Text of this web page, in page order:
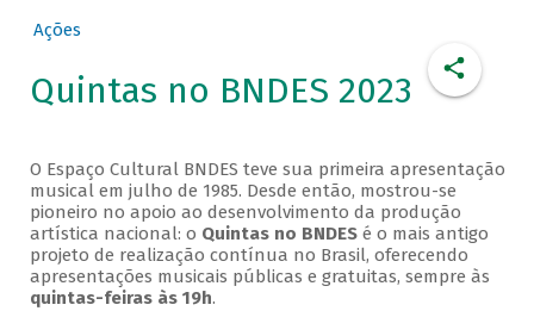
Ações
Quintas no BNDES 2023
O Espaço Cultural BNDES teve sua primeira apresentação
musical em julho de 1985. Desde então, mostrou-se
pioneiro no apoio ao desenvolvimento da produção
artística nacional: o Quintas no BNDESé o mais antigo
projeto de realização contínua no Brasil, oferecendo
apresentações musicais públicas e gratuitas, sempre às
quintas-feiras às 19h.